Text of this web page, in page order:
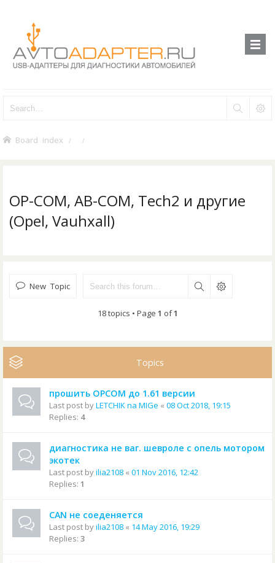
Board index
OP-COM, AB-COM, Tech2 и другие
(Opel, Vauhxall)
New Topic
18 topics • Page 1 of1
Topics
прошить OPCOM до 1.61 версии
Last post byLETCHIK na MIGe « 08 Oct 2018, 19:15
Replies: 4
диагностика не ваг. шевроле с опель мотором
экотек
Last post byilia2108 « 01 Nov 2016, 12:42
Replies: 1
CAN не соеденяется
Last post byilia2108 « 14 May 2016, 19:29
Replies: 3